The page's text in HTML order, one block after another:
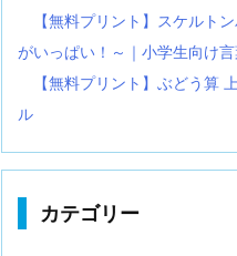
【無料プリント】スケルト
がいっぱい！～｜小学生向け
【無料プリント】ぶどう算
ル
カテゴリー